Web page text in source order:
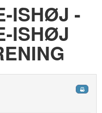
ISHØJ -
ISHØJ